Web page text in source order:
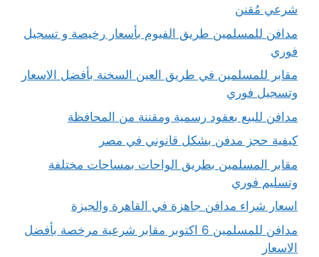
شرعي مُقنن
مدافن للمسلمين طريق الفيوم بأسعار رخيصة و تسجيل
فوري
مقابر للمسلمين في طريق العين السخنة بأفضل الاسعار
وتسجيل فوري
مدافن للبيع بعقود رسمية ومقننة من المحافظة
كيفية حجز مدفن بشكل قانوني في مصر
مقابر المسلمين بطريق الواحات بمساحات مختلفة
وتسليم فوري
اسعار شراء مدافن جاهزة في القاهرة والجيزة
مدافن للمسلمين 6 اكتوبر مقابر شرعية مرخصة بأفضل
الاسعار